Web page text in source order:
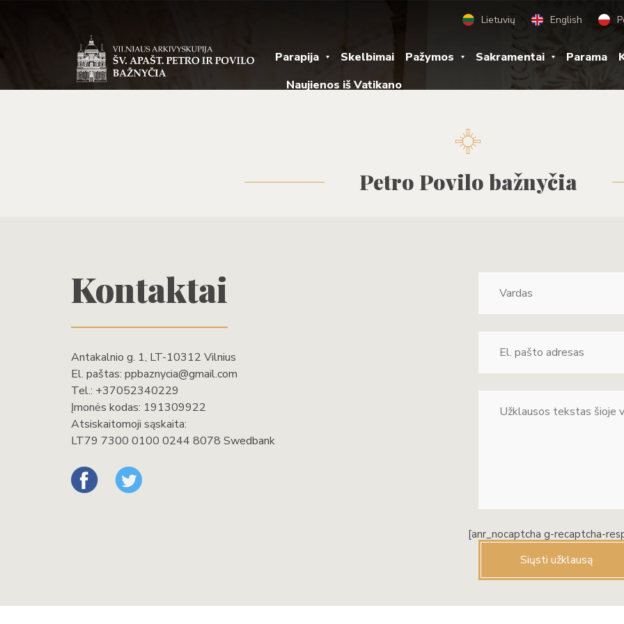
Lietuvių English
Parapija Skelbimai Pažymos Sakramentai Parama
Naujienos iš Vatikano
Petro Povilo bažnyčia
Kontaktai
Antakalnio g. 1, LT-10312 Vilnius
El. paštas: ppbaznycia@gmail.com
Tel.: +37052340229
Įmonės kodas: 191309922
Atsiskaitomoji sąskaita:
LT79 7300 0100 0244 8078 Swedbank
[anr_nocaptcha g-recaptcha-